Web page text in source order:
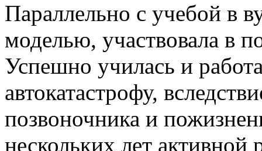
Параллельно с учебой в
моделью, участвовала в
Успешно училась и
автокатастрофу,
позвоночника и
нескольких лет активной